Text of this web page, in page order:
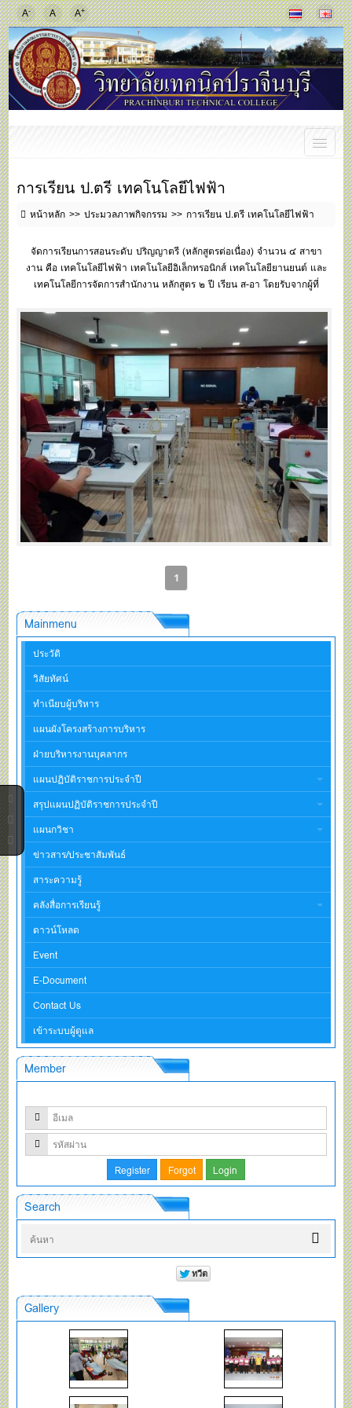
A- A A+
การเรียน ป.ตรี เทคโนโลยีไฟฟ้า
หน้าหลัก ประมวลภาพกิจกรรม การเรียน ป.ตรี เทคโนโลยีไฟฟ้า
จัดการเรียนการสอนระดับ ปริญญาตรี (หลักสูตรต่อเนื่อง) จำนวน ๔ สาขา
งาน คือ เทคโนโลยีไฟฟ้า เทคโนโลยีอิเล็กทรอนิกส์ เทคโนโลยียานยนต์ และ
เทคโนโลยีการจัดการสำนักงาน หลักสูตร ๒ ปี เรียน ส-อา โดยรับจากผู้ที่
1
Mainmenu
ประวัติ
วิสัยทัศน์
ทำเนียบผู้บริหาร
แผนผังโครงสร้างการบริหาร
ฝ่ายบริหารงานบุคลากร
แผนปฏิบัติราชการประจำปี
สรุปแผนปฏิบัติราชการประจำปี
แผนกวิชา
ข่าวสาร/ประชาสัมพันธ์
สาระความรู้
คลังสื่อการเรียนรู้
ดาวน์โหลด
Event
E-Document
Contact Us
เข้าระบบผู้ดูแล
Member
Search
Gallery